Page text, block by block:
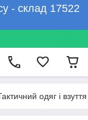
- склад 17522
одяг і взуття